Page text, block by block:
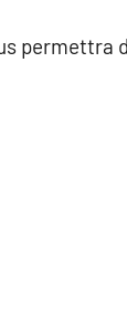
permettra